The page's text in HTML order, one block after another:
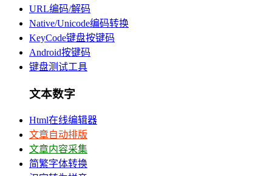
URL编码/解码
Native/Unicode编码转换
KeyCode键盘按键码
Android按键码
键盘测试工具
文本数字
Html在线编辑器
文章自动排版
文章内容采集
简繁字体转换